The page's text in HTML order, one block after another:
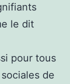
le dit
pour tous
de